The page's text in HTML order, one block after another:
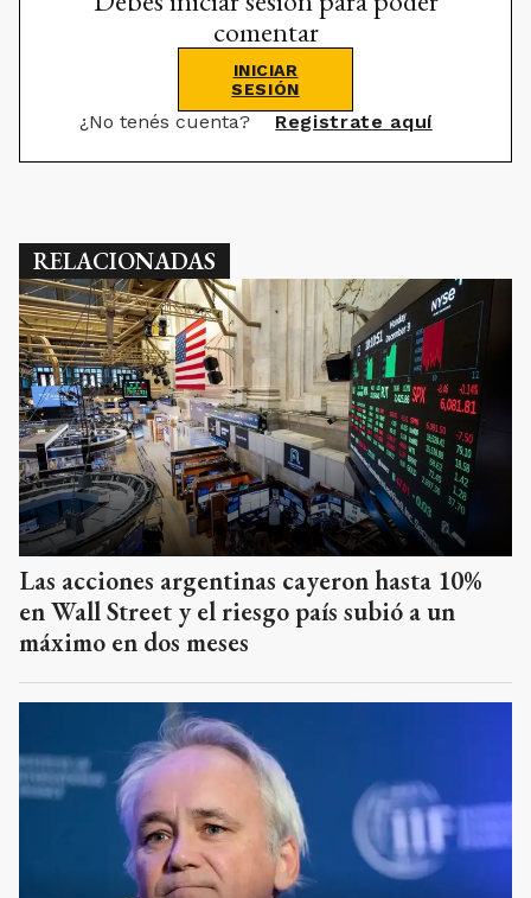
comentar
INICIAR
SESIÓN
¿No tenés cuenta? Registrate aquí
RELACIONADAS
Las acciones argentinas cayeron hasta 10%
en Wall Street y el riesgo país subió a un
máximo en dos meses